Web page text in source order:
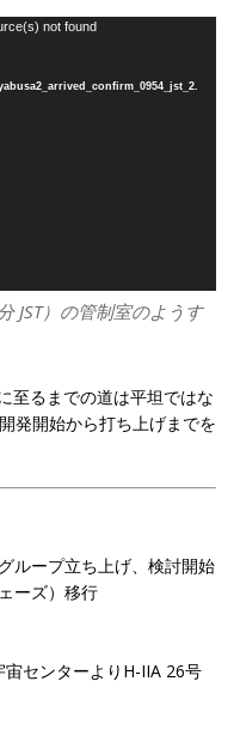
not found
JST）の管制室のようす
至るまでの道は平坦ではな
発開始から打ち上げまでを
ループ立ち上げ、検討開始
ーズ）移行
センターよりH-IIA 26号